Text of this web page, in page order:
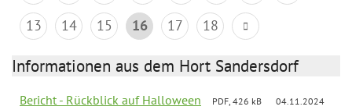
13
14 15 16 17 18
Informationen aus dem Hort Sandersdorf
Bericht - Rückblick auf Halloween PDF, 426 kB 04.11.2024